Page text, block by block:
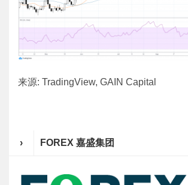
来源: TradingView, GAIN Capital
› FOREX 嘉盛集团